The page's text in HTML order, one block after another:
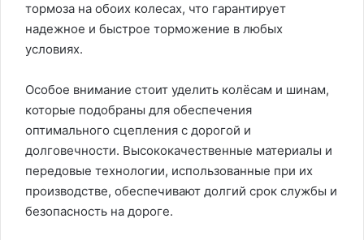
тормоза на обоих колесах, что гарантирует
надежное и быстрое торможение в любых
условиях.
Особое внимание стоит уделить колёсам и шинам,
которые подобраны для обеспечения
оптимального сцепления с дорогой и
долговечности. Высококачественные материалы и
передовые технологии, использованные при их
производстве, обеспечивают долгий срок службы и
безопасность на дороге.